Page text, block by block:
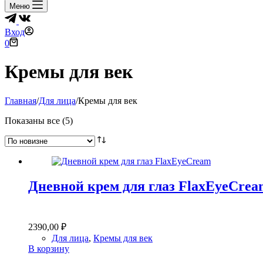
Меню
Вход
Корзина
0
Кремы для век
Главная/Для лица/Кремы для век
Показаны все (5)Сортировка:
недавние
Дневной крем для глаз
2390,00 ₽
Для лица, Кремы для век
В корзину